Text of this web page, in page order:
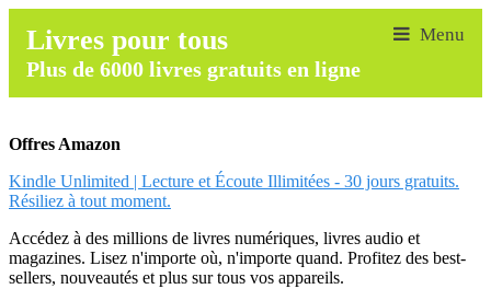
Livres pour tous
Plus de 6000 livres gratuits en ligne
Offres Amazon
Kindle Unlimited | Lecture et Écoute Illimitées - 30 jours gratuits.
Résiliez à tout moment.
Accédez à des millions de livres numériques, livres audio et
magazines. Lisez n'importe où, n'importe quand. Profitez des best-
sellers, nouveautés et plus sur tous vos appareils.